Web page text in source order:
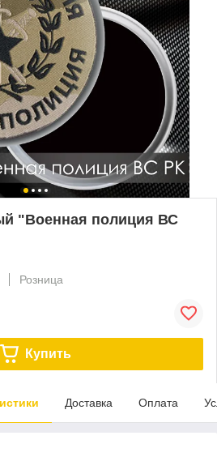
"Военная полиция ВС
Розница
Купить
Доставка Оплата